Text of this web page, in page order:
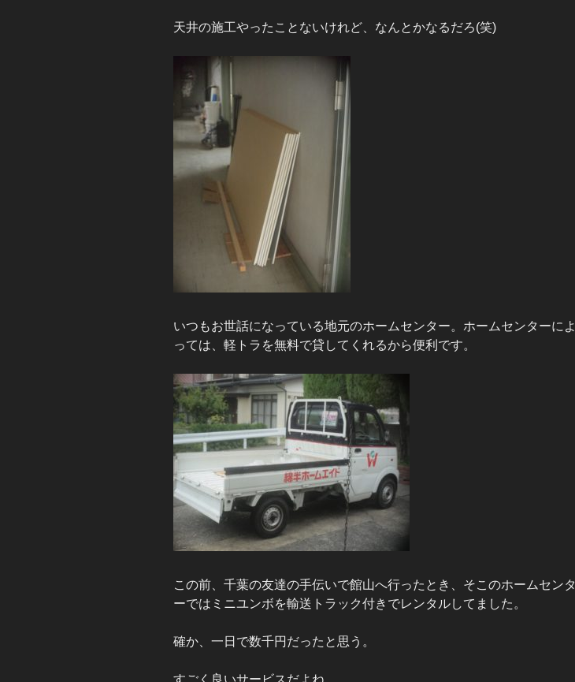
天井の施工やったことないけれど、なんとかなるだろ(笑)
いつもお世話になっている地元のホームセンター。ホームセンターによ
っては、軽トラを無料で貸してくれるから便利です。
この前、千葉の友達の手伝いで館山へ行ったとき、そこのホームセンタ
ーではミニユンボを輸送トラック付きでレンタルしてました。
確か、一日で数千円だったと思う。
すごく良いサービスだよね。